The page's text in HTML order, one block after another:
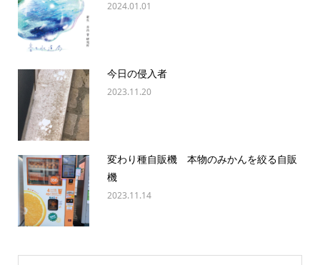
2024.01.01
今日の侵入者
2023.11.20
変わり種自販機 本物のみかんを絞る自販
機
2023.11.14